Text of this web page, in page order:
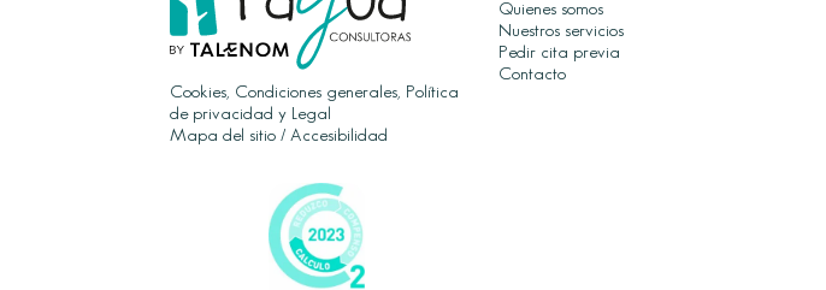
Cookies, Condiciones generales, Política
de privacidad y Legal
Mapa del sitio / Accesibilidad
Quienes somos
Nuestros servicios
Pedir cita previa
Contacto